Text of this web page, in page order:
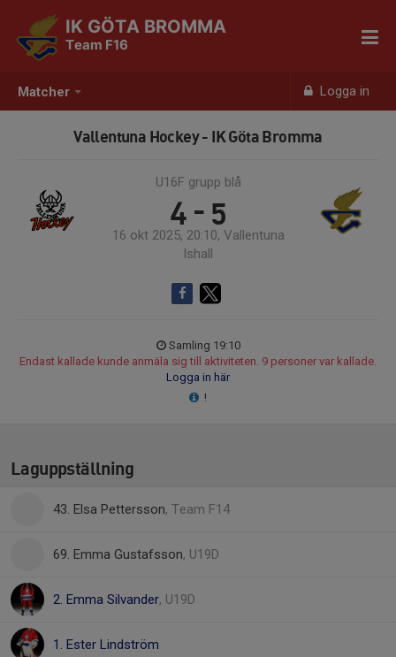
Matcher Logga in
IK GÖTA BROMMA
Team F16
Vallentuna Hockey - IK Göta Bromma
U16F grupp blå
4 - 5
16 okt 2025, 20:10, Vallentuna
Ishall
Samling 19:10
Endast kallade kunde anmäla sig till aktiviteten. 9 personer var kallade.
Logga in här
!
Laguppställning
43. Elsa Pettersson, Team F14
69. Emma Gustafsson, U19D
2. Emma Silvander, U19D
1. Ester Lindström